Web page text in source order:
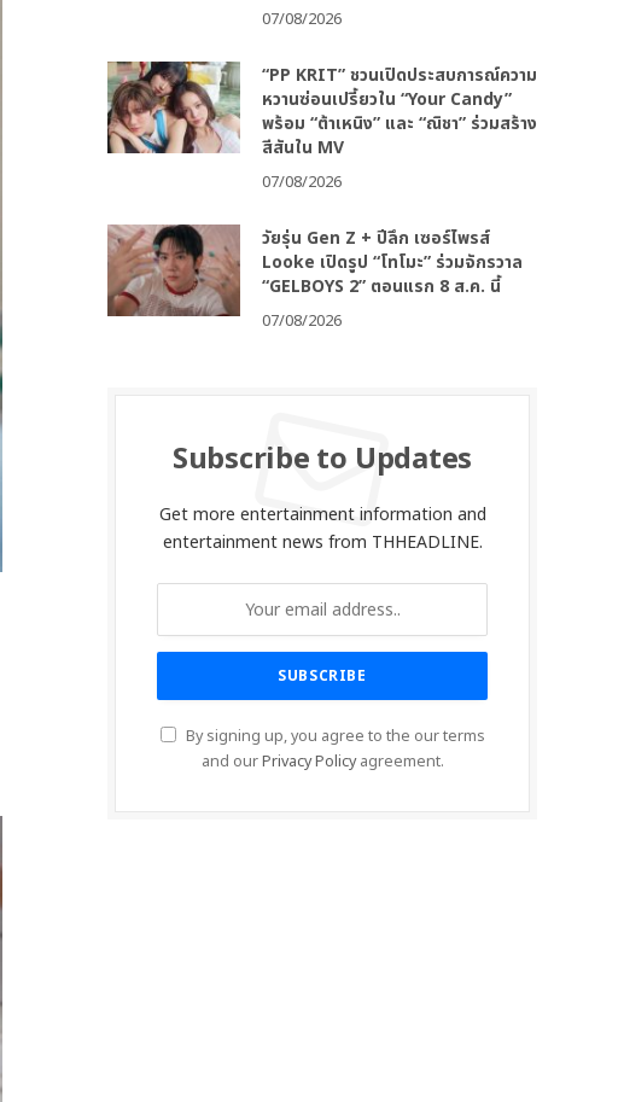
07/08/2026
“PP KRIT” ชวนเปิดประสบการณ์ความ
หวานซ่อนเปรี้ยวใน “Your Candy”
พร้อม “ต้าเหนิง” และ “ณิชา” ร่วมสร้าง
สีสันใน MV
07/08/2026
วัยรุ่น Gen Z + ปีลึก เซอร์ไพรส์
Looke เปิดรูป “โทโมะ” ร่วมจักรวาล
“GELBOYS 2” ตอนแรก 8 ส.ค. นี้
07/08/2026
Subscribe to Updates
Get more entertainment information and
entertainment news from THHEADLINE.
By signing up, you agree to the our terms
and ourPrivacy Policyagreement.